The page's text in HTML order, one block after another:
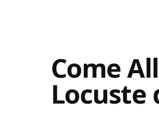
Come
Locuste